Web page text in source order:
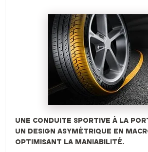
UNE CONDUITE SPORTIVE À LA
UN DESIGN ASYMÉTRIQUE EN
OPTIMISANT LA MANIABILITÉ.